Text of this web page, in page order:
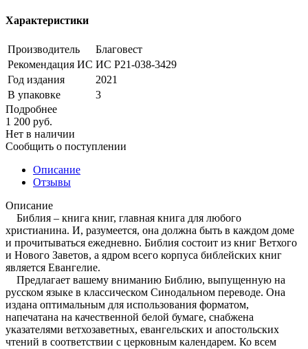
Характеристики
Производитель
Благовест
Рекомендация ИС ИС Р21-038-3429
Год издания
2021
В упаковке
3
Подробнее
1 200 руб.
Нет в наличии
Сообщить о поступлении
Описание
Отзывы
Описание
Библия – книга книг, главная книга для любого
христианина. И, разумеется, она должна быть в каждом доме
и прочитываться ежедневно. Библия состоит из книг Ветхого
и Нового Заветов, а ядром всего корпуса библейских книг
является Евангелие.
Предлагает вашему вниманию Библию, выпущенную на
русском языке в классическом Синодальном переводе. Она
издана оптимальным для использования форматом,
напечатана на качественной белой бумаге, снабжена
указателями ветхозаветных, евангельских и апостольских
чтений в соответствии с церковным календарем. Ко всем